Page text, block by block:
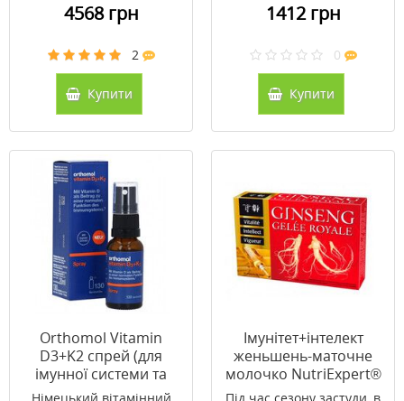
4568 грн
2
Купити
1412 грн
0
Купити
Orthomol Vitamin
D3+K2 спрей (для
імунної системи та
здоров'я кісток) 20 мл
Імунітет+інтелект
женьшень-маточне
молочко NutriExpert®
10 мл, 20 ампул